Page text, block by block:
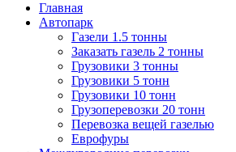
Главная
Автопарк
Газели 1.5 тонны
Заказать газель 2 тонны
Грузовики 3 тонны
Грузовики 5 тонн
Грузовики 10 тонн
Грузоперевозки 20 тонн
Перевозка вещей газелью
Еврофуры